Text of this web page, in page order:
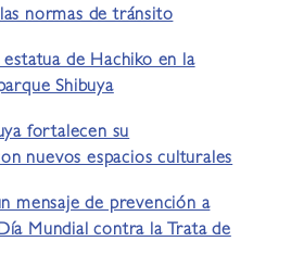
normas de tránsito
de Hachiko en la
Shibuya
fortalecen su
nuevos espacios culturales
mensaje de prevención a
Mundial contra la Trata de